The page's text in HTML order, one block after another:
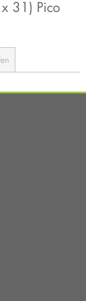
31) Pico